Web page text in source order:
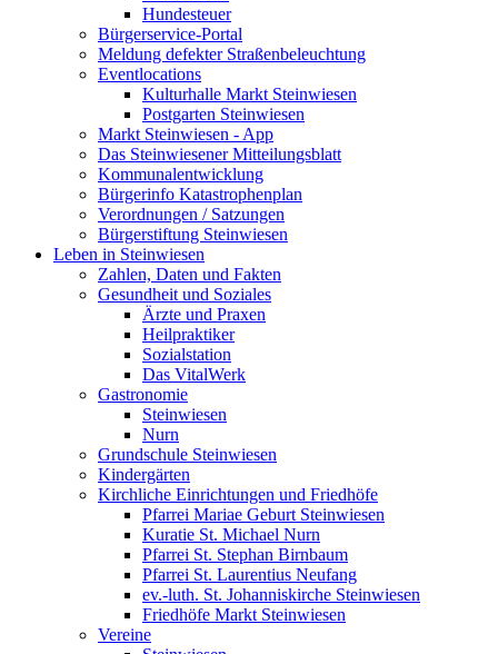
Hundesteuer
Bürgerservice-Portal
Meldung defekter Straßenbeleuchtung
Eventlocations
Kulturhalle Markt Steinwiesen
Postgarten Steinwiesen
Markt Steinwiesen - App
Das Steinwiesener Mitteilungsblatt
Kommunalentwicklung
Bürgerinfo Katastrophenplan
Verordnungen / Satzungen
Bürgerstiftung Steinwiesen
Leben in Steinwiesen
Zahlen, Daten und Fakten
Gesundheit und Soziales
Ärzte und Praxen
Heilpraktiker
Sozialstation
Das VitalWerk
Gastronomie
Steinwiesen
Nurn
Grundschule Steinwiesen
Kindergärten
Kirchliche Einrichtungen und Friedhöfe
Pfarrei Mariae Geburt Steinwiesen
Kuratie St. Michael Nurn
Pfarrei St. Stephan Birnbaum
Pfarrei St. Laurentius Neufang
ev.-luth. St. Johanniskirche Steinwiesen
Friedhöfe Markt Steinwiesen
Vereine